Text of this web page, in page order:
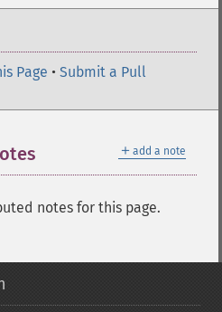
Page • Submit a Pull
＋ add a note
notes for this page.